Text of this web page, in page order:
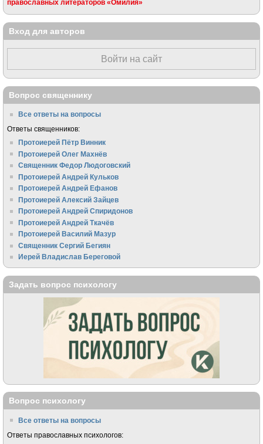
православных литераторов «Омилия»
Вход для авторов
Войти на сайт
Вопрос священнику
Все ответы на вопросы
Ответы священников:
Протоиерей Пётр Винник
Протоиерей Олег Махнёв
Священник Федор Людоговский
Протоиерей Андрей Кульков
Протоиерей Андрей Ефанов
Протоиерей Алексий Зайцев
Протоиерей Андрей Спиридонов
Протоиерей Андрей Ткачёв
Протоиерей Василий Мазур
Священник Сергий Бегиян
Иерей Владислав Береговой
Задать вопрос психологу
Вопрос психологу
Все ответы на вопросы
Ответы православных психологов: